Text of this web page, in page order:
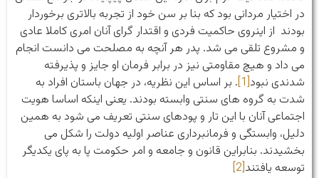
در اختیار مردانی بود که بنا بر سن خود از تجربه بالاتری برخوردار
بودند از اینروی حاکمیت فردی و اقتدار گرای آنان امری کاملا عادی
و مشروع تلقی می شد. پدر هر آنچه به مصلحت می دانست انجام
می داد و هیچ مقاومتی نیز در برابر فرمان او جایز و پذیرفته
شدندی نبود[1] . بر اساس این نظریه، در جهان باستان افراد به
شدت به گروه های سنتی وابسته بودند. یعنی اینکه اساسا هویت
اجتماعی آنان با این تار و پودهای سنتی تعریف می شود به همین
دلیل، وابستگی و فرمانبرداری عناصر اولیه دولت را شکل می
بخشیدند. بنابراین قانون و جامعه و امر حکومت پا به پای یکدیگر
توسعه یافتند[2]